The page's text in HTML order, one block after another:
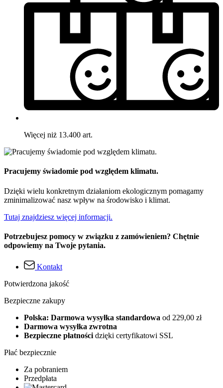
Więcej niż 13.400 art.
Pracujemy świadomie pod względem klimatu.
Dzięki wielu konkretnym działaniom ekologicznym pomagamy
zminimalizować nasz wpływ na środowisko i klimat.
Tutaj znajdziesz więcej informacji.
Potrzebujesz pomocy w związku z zamówieniem? Chętnie
odpowiemy na Twoje pytania.
Kontakt
Potwierdzona jakość
Bezpieczne zakupy
Polska: Darmowa wysyłka standardowa od 229,00 zł
Darmowa wysyłka zwrotna
Bezpieczne płatności dzięki certyfikatowi SSL
Płać bezpiecznie
Za pobraniem
Przedpłata